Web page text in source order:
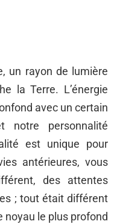
un rayon de lumière
la Terre. L’énergie
avec un certain
notre personnalité
est unique pour
antérieures, vous
des attentes
; tout était différent
noyau le plus profond